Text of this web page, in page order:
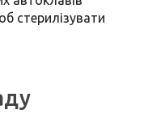
стерилізувати